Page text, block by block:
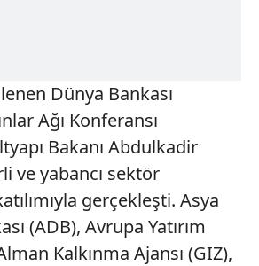
Dünya Bankası
Ağı Konferansı
Bakanı Abdulkadir
ve yabancı sektör
gerçekleşti. Asya
(ADB), Avrupa Yatırım
Kalkınma Ajansı (GIZ),